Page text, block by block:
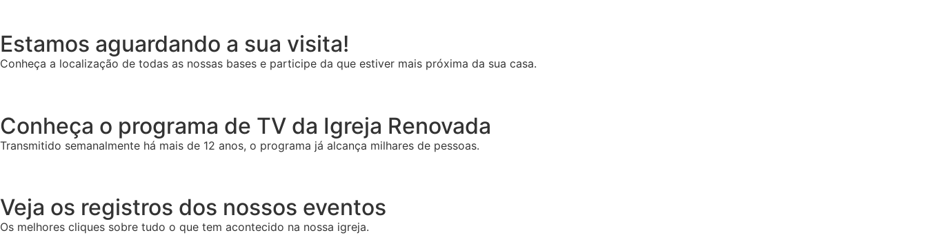
Estamos aguardando a sua visita!
Conheça a localização de todas as nossas bases e participe da que estiver mais próxima da sua casa.
Conheça o programa de TV da Igreja Renovada
Transmitido semanalmente há mais de 12 anos, o programa já alcança milhares de pessoas.
Veja os registros dos nossos eventos
Os melhores cliques sobre tudo o que tem acontecido na nossa igreja.